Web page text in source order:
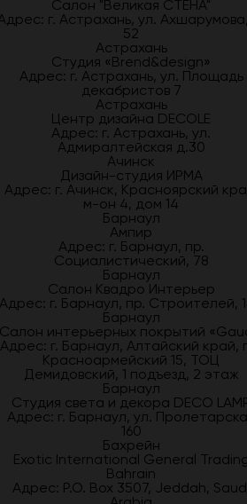
Салон "Великая СТЕНА"
г. Астрахань, ул.
52
Астрахань
Студия «Brend&design»
Адрес: г. Астрахань, ул. Площадь
декабристов 7
Астрахань
Центр дизайна DECOLE
Адрес: г. Астрахань, ул.
Адмиралтейская д.30
Ачинск
Дизайн-студия ИРМА
Адрес: г. Ачинск, Красноярский
м-он 4, дом 14
Барнаул
Ампир
Адрес: г. Барнаул, пр.
Социалистический, 78
Барнаул
Салон Квадро Интерьер
г. Барнаул, пр. Строителей,
Барнаул
Салон интерьерных покрытий
Адрес: г. Барнаул, Алтайский край,
Красноармейский 15, ТОЦ
Демидовский, 1 подъезд, 2 этаж
Барнаул
Студия света и декора DECO
Адрес: г. Барнаул, ул.
160
Бахрейн
Exotic International General
Bahrain
Адрес: P.O. Box 3507, Jeddah,